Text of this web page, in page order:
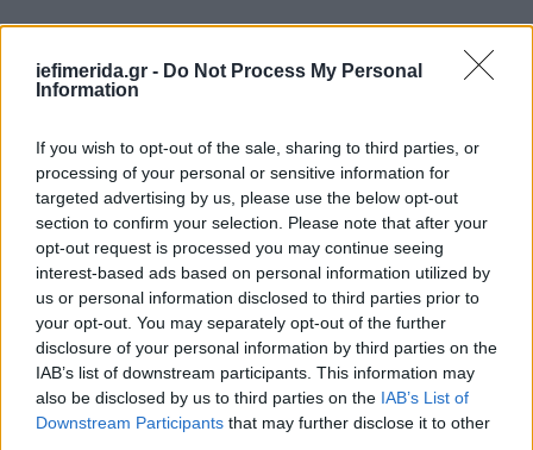
iefimerida.gr - Do Not Process My Personal
Information
If you wish to opt-out of the sale, sharing to third parties, or
processing of your personal or sensitive information for
targeted advertising by us, please use the below opt-out
section to confirm your selection. Please note that after your
opt-out request is processed you may continue seeing
interest-based ads based on personal information utilized by
us or personal information disclosed to third parties prior to
your opt-out. You may separately opt-out of the further
disclosure of your personal information by third parties on the
IAB’s list of downstream participants. This information may
also be disclosed by us to third parties on the IAB’s List of
Downstream Participants that may further disclose it to other